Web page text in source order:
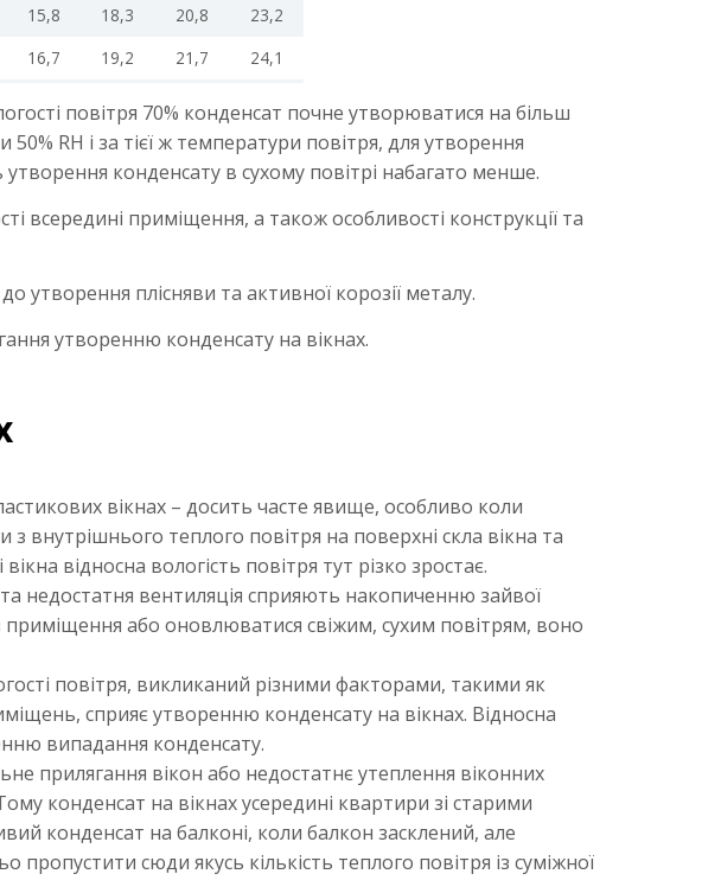
15,8 18,3 20,8
23,2
16,7 19,2 21,7 24,1
повітря 70% конденсат почне утворюватися на більш
RH і за тієї ж температури повітря, для утворення
конденсату в сухому повітрі набагато менше.
всередині приміщення, а також особливості конструкції та
утворення плісняви та активної корозії металу.
утворенню конденсату на вікнах.
вікнах – досить часте явище, особливо коли
з внутрішнього теплого повітря на поверхні скла вікна та
відносна вологість повітря тут різко зростає.
недостатня вентиляція сприяють накопиченню зайвої
або оновлюватися свіжим, сухим повітрям, воно
повітря, викликаний різними факторами, такими як
сприяє утворенню конденсату на вікнах. Відносна
випадання конденсату.
прилягання вікон або недостатнє утеплення віконних
конденсат на вікнах усередині квартири зі старими
конденсат на балконі, коли балкон засклений, але
сюди якусь кількість теплого повітря із суміжної